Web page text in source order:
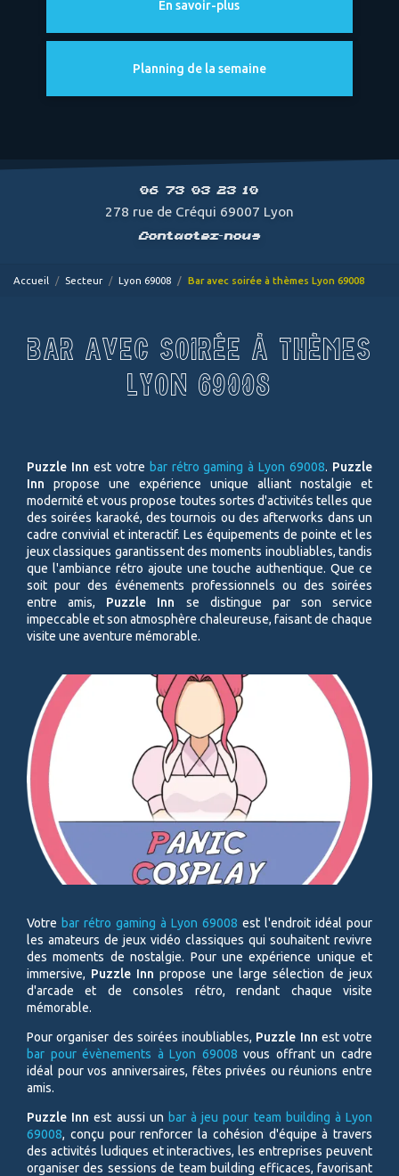
En savoir-plus
Planning de la semaine
06 73 03 23 10
278 rue de Créqui 69007 Lyon
Contactez-nous
Accueil Secteur Lyon 69008 Bar avec soirée à thèmes Lyon 69008
BAR AVEC SOIRÉE À THÈMES
LYON 69008
Puzzle Inn est votre bar rétro gaming à Lyon 69008. Puzzle
Inn propose une expérience unique alliant nostalgie et
modernité et vous propose toutes sortes d'activités telles que
des soirées karaoké, des tournois ou des afterworks dans un
cadre convivial et interactif. Les équipements de pointe et les
jeux classiques garantissent des moments inoubliables, tandis
que l'ambiance rétro ajoute une touche authentique. Que ce
soit pour des événements professionnels ou des soirées
entre amis, Puzzle Inn se distingue par son service
impeccable et son atmosphère chaleureuse, faisant de chaque
visite une aventure mémorable.
Votre bar rétro gaming à Lyon 69008 est l'endroit idéal pour
les amateurs de jeux vidéo classiques qui souhaitent revivre
des moments de nostalgie. Pour une expérience unique et
immersive, Puzzle Innpropose une large sélection de jeux
d'arcade et de consoles rétro, rendant chaque visite
mémorable.
Pour organiser des soirées inoubliables, Puzzle Inn est votre
bar pour évènements àLyon 69008 vous offrant un cadre
idéal pour vos anniversaires, fêtes privées ou réunions entre
amis.
Puzzle Innest aussi un bar à jeu pour team building à Lyon
69008, conçu pour renforcer la cohésion d'équipe à travers
des activités ludiques et interactives, les entreprises peuvent
organiser des sessions de team building efficaces, favorisant